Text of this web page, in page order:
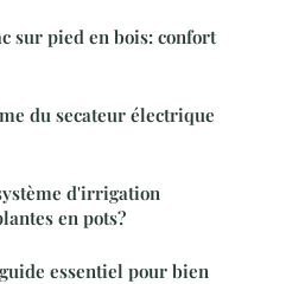
sur pied en bois: confort
du secateur électrique
d'irrigation
en pots?
essentiel pour bien